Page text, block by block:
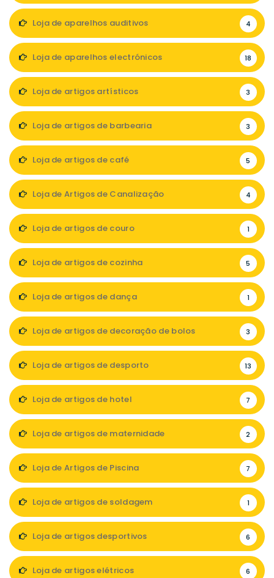
Loja de aparelhos auditivos 4
Loja de aparelhos electrónicos 18
Loja de artigos artísticos 3
Loja de artigos de barbearia 3
Loja de artigos de café 5
Loja de Artigos de Canalização 4
Loja de artigos de couro 1
Loja de artigos de cozinha 5
Loja de artigos de dança 1
Loja de artigos de decoração de bolos 3
Loja de artigos de desporto 13
Loja de artigos de hotel 7
Loja de artigos de maternidade 2
Loja de Artigos de Piscina 7
Loja de artigos de soldagem 1
Loja de artigos desportivos 6
Loja de artigos elétricos 6